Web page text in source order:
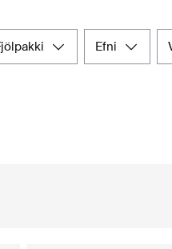
fjölpakki efni